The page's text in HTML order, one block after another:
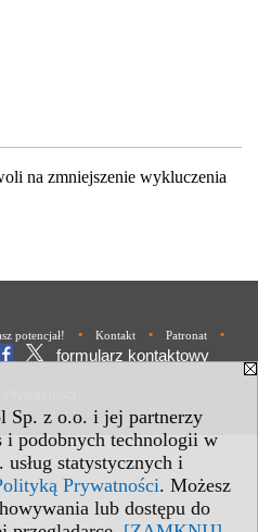
Sp. z o.o. i jej partnerzy
podobnych technologii w
statystycznych i
Prywatności. Możesz
lub dostępu do
na zmniejszenie wykluczenia
potencjał! • Kontakt • Patronat •
formularz kontaktowy